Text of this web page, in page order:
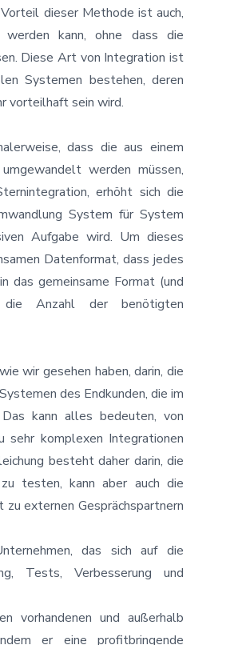
dieser Methode ist auch,
kann, ohne dass die
Diese Art von Integration ist
Systemen bestehen, deren
vorteilhaft sein wird.
dass die aus einem
werden müssen,
erhöht sich die
System für System
Aufgabe wird. Um dieses
Datenformat, dass jedes
das gemeinsame Format (und
Anzahl der benötigten
wir gesehen haben, darin, die
des Endkunden, die im
kann alles bedeuten, von
sehr komplexen Integrationen
besteht daher darin, die
testen, kann aber auch die
externen Gesprächspartnern
das sich auf die
Tests, Verbesserung und
vorhandenen und außerhalb
er eine profitbringende